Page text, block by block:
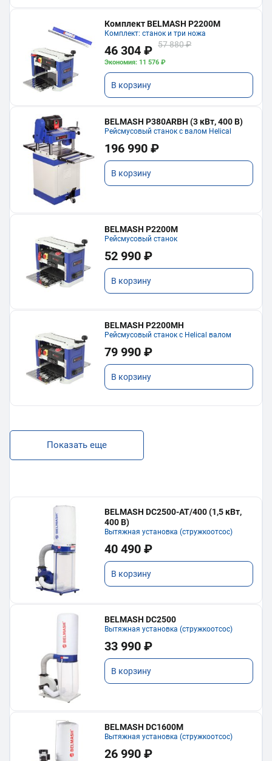
Комплект BELMASH P2200M
Комплект: станок и три ножа
46 304 ₽ 57 880 ₽
Экономия: 11 576 ₽
В корзину
BELMASH P380ARBH (3 кВт, 400 В)
Рейсмусовый станок с валом Helical
196 990 ₽
В корзину
BELMASH P2200M
Рейсмусовый станок
52 990 ₽
В корзину
BELMASH P2200MH
Рейсмусовый станок с Helical валом
79 990 ₽
В корзину
Показать еще
BELMASH DC2500-AT/400 (1,5 кВт,
400 В)
Вытяжная установка (стружкоотсос)
40 490 ₽
В корзину
BELMASH DC2500
Вытяжная установка (стружкоотсос)
33 990 ₽
В корзину
BELMASH DC1600M
Вытяжная установка (стружкоотсос)
26 990 ₽